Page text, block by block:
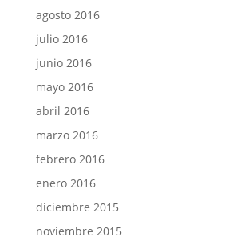
agosto 2016
julio 2016
junio 2016
mayo 2016
abril 2016
marzo 2016
febrero 2016
enero 2016
diciembre 2015
noviembre 2015